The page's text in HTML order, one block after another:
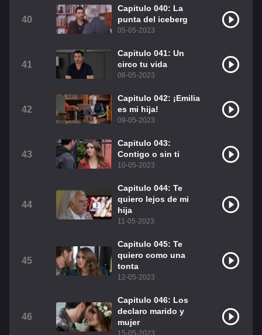
40
Capitulo 040: La
punta del iceberg
05-05-2023
41
Capitulo 041: Un
circo tu vida
08-05-2023
42
Capitulo 042: ¡Emilia
es mi hija!
09-05-2023
43
Capitulo 043:
Contigo o sin ti
10-05-2023
44
Capitulo 044: Te
quiero lejos de mi
hija
11-05-2023
45
Capitulo 045: Te
quiero como una
tonta
12-05-2023
46
Capitulo 046: Los
declaro marido y
mujer